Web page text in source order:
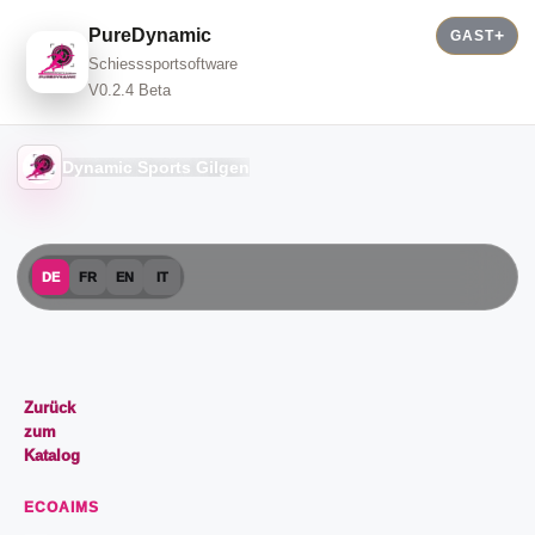
PureDynamic
Schiesssportsoftware
V0.2.4 Beta
GAST
Dynamic Sports Gilgen
DE FR EN IT
Zurück
zum
Katalog
ECOAIMS